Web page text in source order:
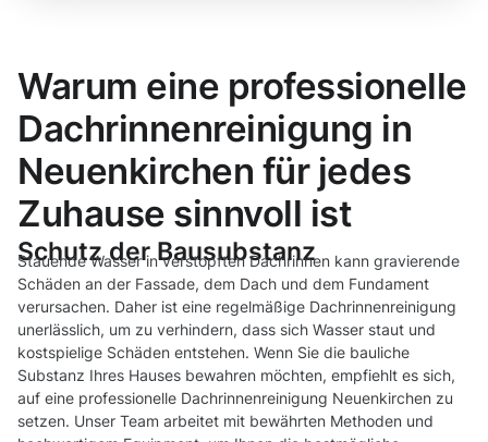
Warum eine professionelle
Dachrinnenreinigung in
Neuenkirchen für jedes
Zuhause sinnvoll ist
Schutz der Bausubstanz
Stauende Wasser in verstopften Dachrinnen kann gravierende
Schäden an der Fassade, dem Dach und dem Fundament
verursachen. Daher ist eine regelmäßige Dachrinnenreinigung
unerlässlich, um zu verhindern, dass sich Wasser staut und
kostspielige Schäden entstehen. Wenn Sie die bauliche
Substanz Ihres Hauses bewahren möchten, empfiehlt es sich,
auf eine professionelle Dachrinnenreinigung Neuenkirchen zu
setzen. Unser Team arbeitet mit bewährten Methoden und